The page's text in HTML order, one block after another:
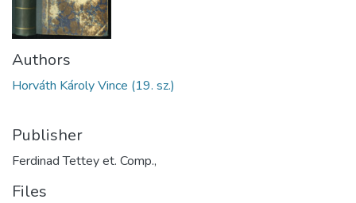
Authors
Horváth Károly Vince (19. sz.)
Publisher
Ferdinad Tettey et. Comp.,
Files